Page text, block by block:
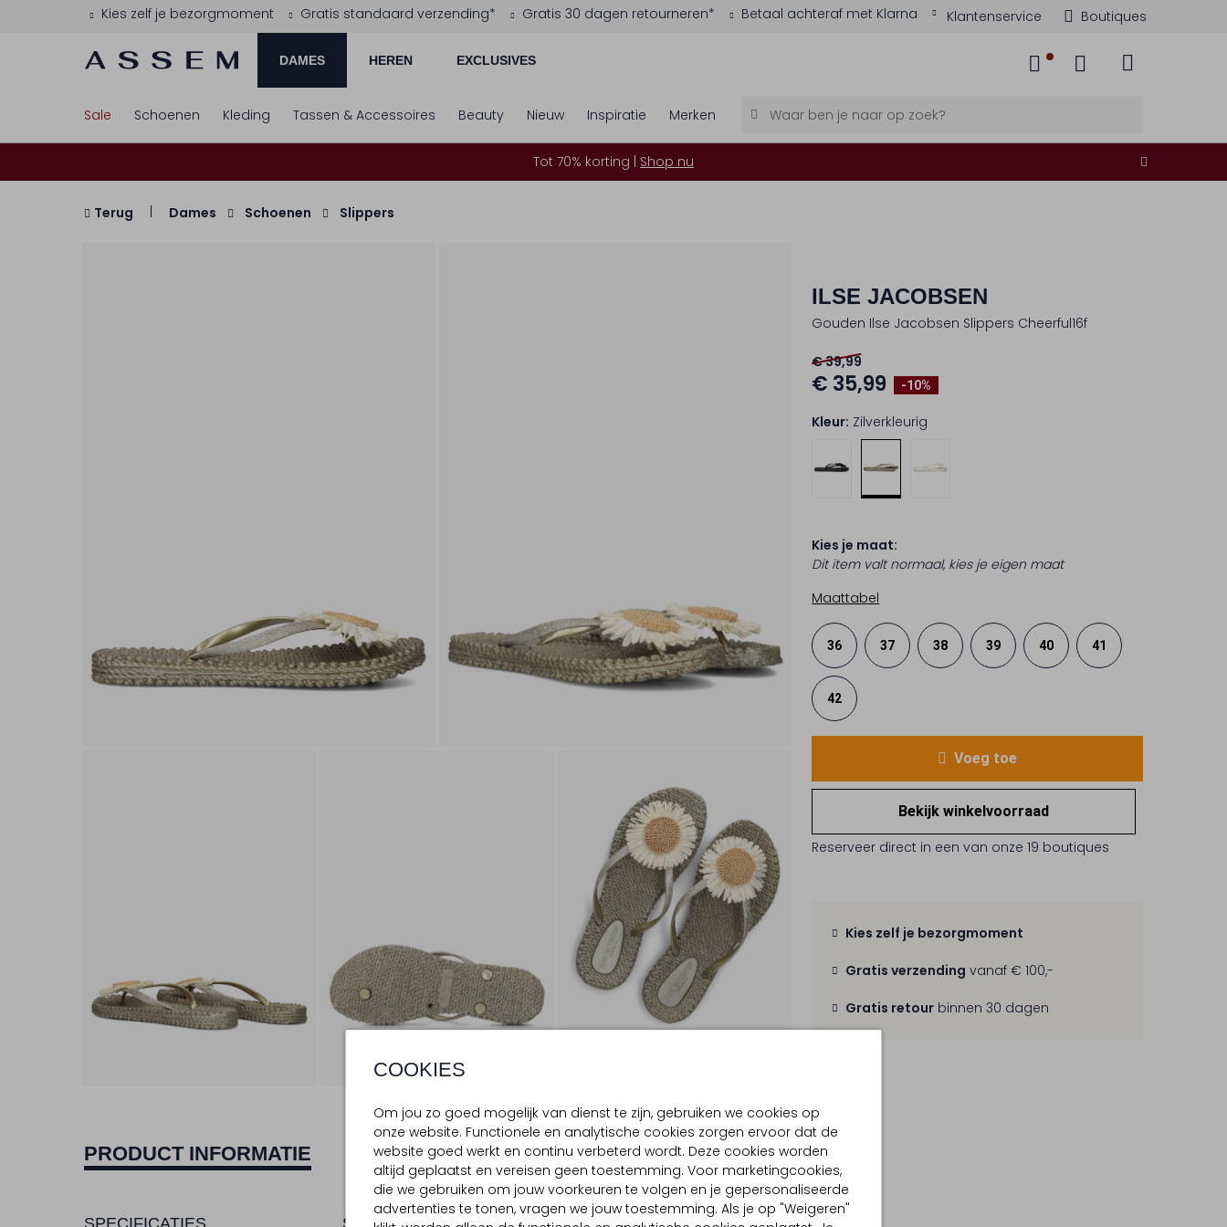
Kies zelf je bezorgmoment Gratis standaard verzending* Gratis 30 dagen retourneren* Betaal achteraf met Klarna Klantenservice Boutiques
DAMES HEREN EXCLUSIVES
COOKIES
Om jou zo goed mogelijk van dienst te zijn, gebruiken we cookies op
onze website. Functionele en analytische cookies zorgen ervoor dat de
website goed werkt en continu verbeterd wordt. Deze cookies worden
altijd geplaatst en vereisen geen toestemming. Voor marketingcookies,
die we gebruiken om jouw voorkeuren te volgen en je gepersonaliseerde
advertenties te tonen, vragen we jouw toestemming. Als je op "Weigeren"
Sale Schoenen Kleding Tassen & Accessoires Beauty Nieuw Inspiratie Merken
Tot 70% korting | Shop nu
Terug Dames Schoenen Slippers
ILSE JACOBSEN
Gouden Ilse Jacobsen Slippers Cheerful16f
-10%
€ 39,99
€ 35,99
Kleur: Zilverkleurig
Kies je maat:
Dit item valt normaal, kies je eigen maat
Maattabel
36 37 38 39 40 41
42
Voeg toe
Bekijk winkelvoorraad
Reserveer direct in een van onze 19 boutiques
Kies zelf je bezorgmoment
Gratis verzending vanaf € 100,-
Gratis retour binnen 30 dagen
PRODUCT INFORMATIE BEZORGEN & RETOURNEREN
SPECIFICATIES
SAMENSTELLING & PASVORM
OMSCHRIJVING